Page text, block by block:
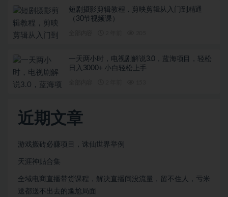
短剧摄影剪辑教程，剪映剪辑从入门到精通
（30节视频课）
一天两小时，电视剧解说3.0，蓝海项目，轻松
日入3000+ 小白轻松上手
近期文章
游戏搬砖必赚项目，诛仙世界举例
天涯神贴合集
全域电商直播带货课程，解决直播间没流量，留不住人，亏米
送都送不出去的尴尬局面